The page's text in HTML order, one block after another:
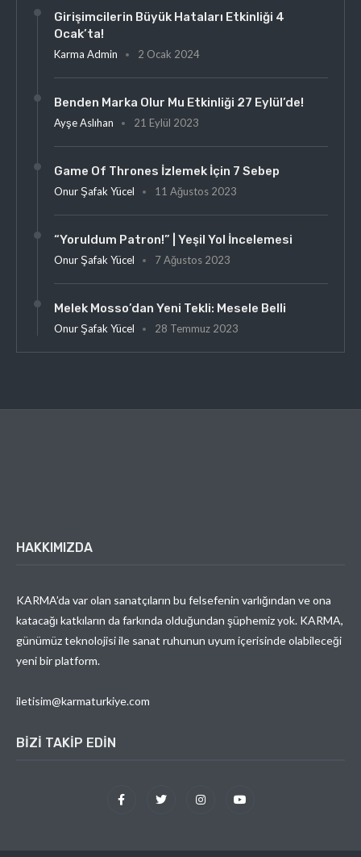
Girişimcilerin Büyük Hataları Etkinliği 4
Ocak’ta!
Karma Admin 2 Ocak 2024
Benden Marka Olur Mu Etkinliği 27 Eylül’de!
Ayşe Aslıhan 21 Eylül 2023
Game Of Thrones İzlemek İçin 7 Sebep
Onur Şafak Yücel 11 Ağustos 2023
“Yoruldum Patron!” | Yeşil Yol İncelemesi
Onur Şafak Yücel 7 Ağustos 2023
Melek Mosso’dan Yeni Tekli: Mesele Belli
Onur Şafak Yücel 28 Temmuz 2023
HAKKIMIZDA
KARMA’da var olan sanatçıların bu felsefenin varlığından ve ona
katacağı katkıların da farkında olduğundan şüphemiz yok. KARMA,
günümüz teknolojisi ile sanat ruhunun uyum içerisinde olabileceği
yeni bir platform.
iletisim@karmaturkiye.com
BIZI TAKIP EDIN